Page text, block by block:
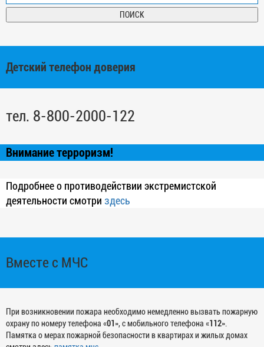
Детский телефон доверия
тел. 8-800-2000-122
Внимание терроризм!
Подробнее о противодействии экстремистской
деятельности смотри здесь
Вместе с МЧС
При возникновении пожара необходимо немедленно вызвать пожарную
охрану по номеру телефона «01 », с мобильного телефона «112».
Памятка о мерах пожарной безопасности в квартирах и жилых домах